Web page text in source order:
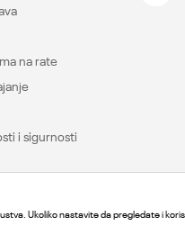
na rate
i sigurnosti
Ukoliko nastavite da pregledate i